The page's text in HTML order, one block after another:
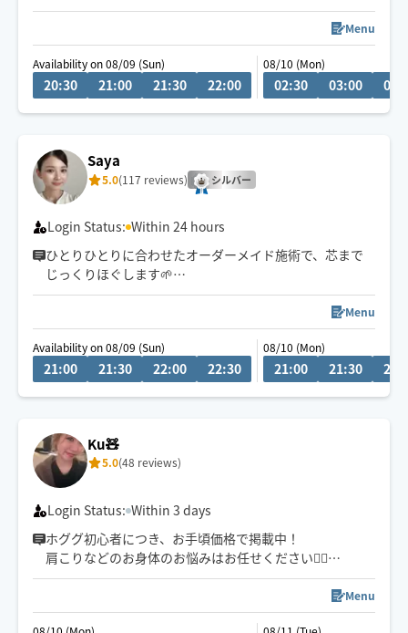
💬シフト外の日時やメニューのご相談はチャットにてお
問い合わせください。
調整可能な際は出来る限り対応させていただきます
※他店舗での勤務もあり、施術中は返信や承諾が遅くな
りますのでご了承ください🙇
Menu
Availability on 08/09 (Sun)
20:30 21:00 21:30 22:00
08/10 (Mon)
02:30 03:00
Saya
5.0(117 reviews) シルバー
Login Status: Within 24 hours
ひとりひとりに合わせたオーダーメイド施術で、芯まで
じっくりほぐします🌱
Menu
Availability on 08/09 (Sun)
21:00 21:30 22:00 22:30
08/10 (Mon)
21:00 21:30
Ku🧸
5.0(48 reviews)
Login Status: Within 3 days
ホググ初心者につき、お手頃価格で掲載中！
肩こりなどのお身体のお悩みはお任せください💁‍♀️
愛知県での施術の方は90分〜のご予約でお願いしており
Menu